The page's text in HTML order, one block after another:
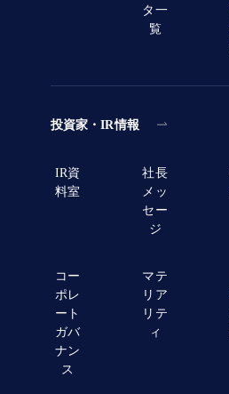
タ一
覧
投資家・IR情報
IR資
料室
社長
メッ
セー
ジ
コー
ポレ
ート
ガバ
ナン
ス
マテ
リア
リテ
ィ